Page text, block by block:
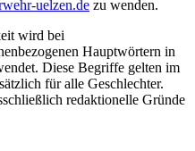
uelzen.de zu wenden.
wird bei
Hauptwörtern in
Diese Begriffe gelten im
für alle Geschlechter.
redaktionelle Gründe